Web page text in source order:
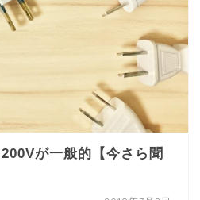
が一般的【今さら聞